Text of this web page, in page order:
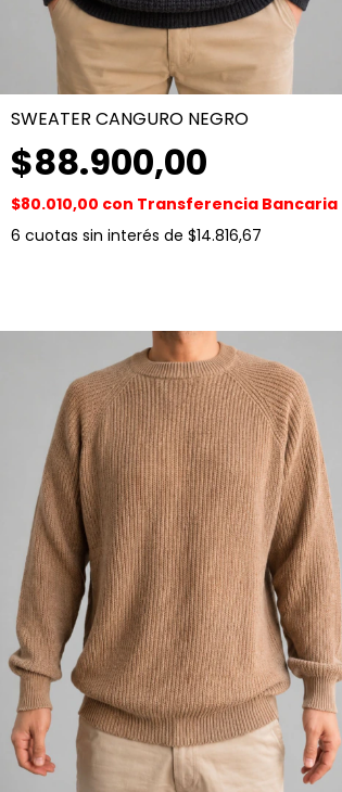
SWEATER CANGURO NEGRO
$88.900,00
$80.010,00 con Transferencia Bancaria
6 cuotas sin interés de $14.816,67